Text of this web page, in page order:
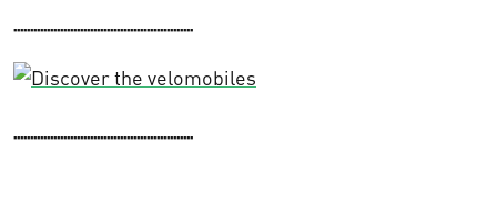
......................................................
......................................................